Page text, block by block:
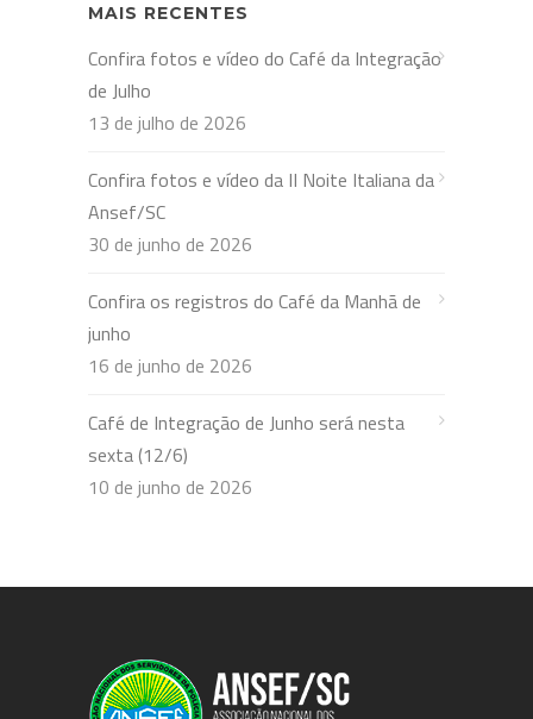
MAIS RECENTES
Confira fotos e vídeo do Café da Integração
de Julho
13 de julho de 2026
Confira fotos e vídeo da II Noite Italiana da
Ansef/SC
30 de junho de 2026
Confira os registros do Café da Manhã de
junho
16 de junho de 2026
Café de Integração de Junho será nesta
sexta (12/6)
10 de junho de 2026